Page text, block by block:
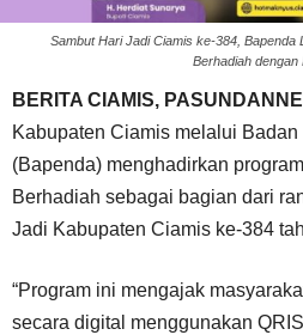
Sambut Hari Jadi Ciamis ke-384,
Berhadiah dengan
BERITA CIAMIS,
Kabupaten Ciamis melalui
(Bapenda) menghadirkan
Berhadiah sebagai bagian dari
Jadi Kabupaten Ciamis ke-384
“Program ini mengajak
secara digital menggunakan